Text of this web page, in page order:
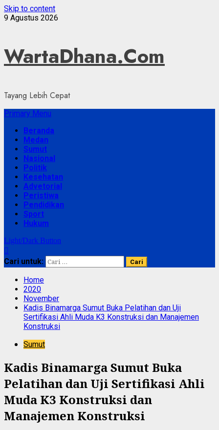
Skip to content
9 Agustus 2026
WartaDhana.Com
Tayang Lebih Cepat
Primary Menu
Beranda
Medan
Sumut
Nasional
Politik
Kesehatan
Advetorial
Peristiwa
Pendidikan
Sport
Hukum
Light/Dark Button
Cari untuk:
Home
2020
November
Kadis Binamarga Sumut Buka Pelatihan dan Uji
Sertifikasi Ahli Muda K3 Konstruksi dan Manajemen
Konstruksi
Sumut
Kadis Binamarga Sumut Buka
Pelatihan dan Uji Sertifikasi Ahli
Muda K3 Konstruksi dan
Manajemen Konstruksi